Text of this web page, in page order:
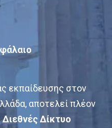
εκπαίδευσης στον
αποτελεί πλέον
Διεθνές Δίκτυο